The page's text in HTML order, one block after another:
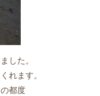
した。
れます。
都度